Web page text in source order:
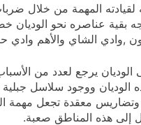
لقيادته المهمة من خلال
بقية عناصره نحو الوديان
,وادي الشاي والأهم وادي
الوديان يرجع لعدد من
الوديان ووجود سلاسل
معقدة تجعل مهمة
إلى هذه المناطق صعبة.